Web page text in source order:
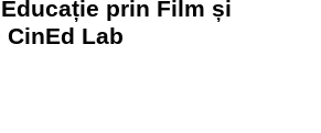
prin Film și
Lab